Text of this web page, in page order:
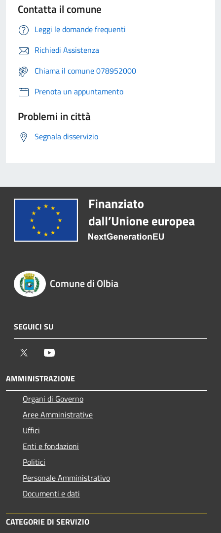
Contatta il comune
Leggi le domande frequenti
Richiedi Assistenza
Chiama il comune 078952000
Prenota un appuntamento
Problemi in città
Segnala disservizio
Comune di Olbia
SEGUICI SU
Twitter
AMMINISTRAZIONE
Organi di Governo
Aree Amministrative
Uffici
Enti e fondazioni
Politici
Personale Amministrativo
Documenti e dati
CATEGORIE DI SERVIZIO